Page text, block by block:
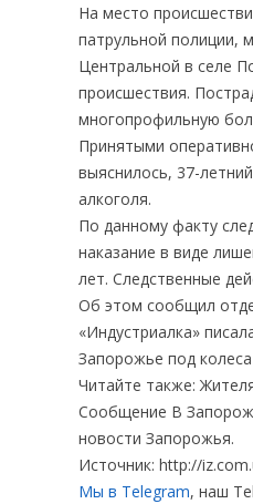
На место
патрульной полиции,
Центральной в селе
происшествия.
многопрофильную
Принятыми
выяснилось, 37-
алкоголя.
По данному факту
наказание в виде
лет. Следственные
Об этом сообщил
«Индустриалка»
Запорожье под
Читайте также:
Сообщение В
новости Запорожья.
Источник: http://
Мы в Telegram, наш